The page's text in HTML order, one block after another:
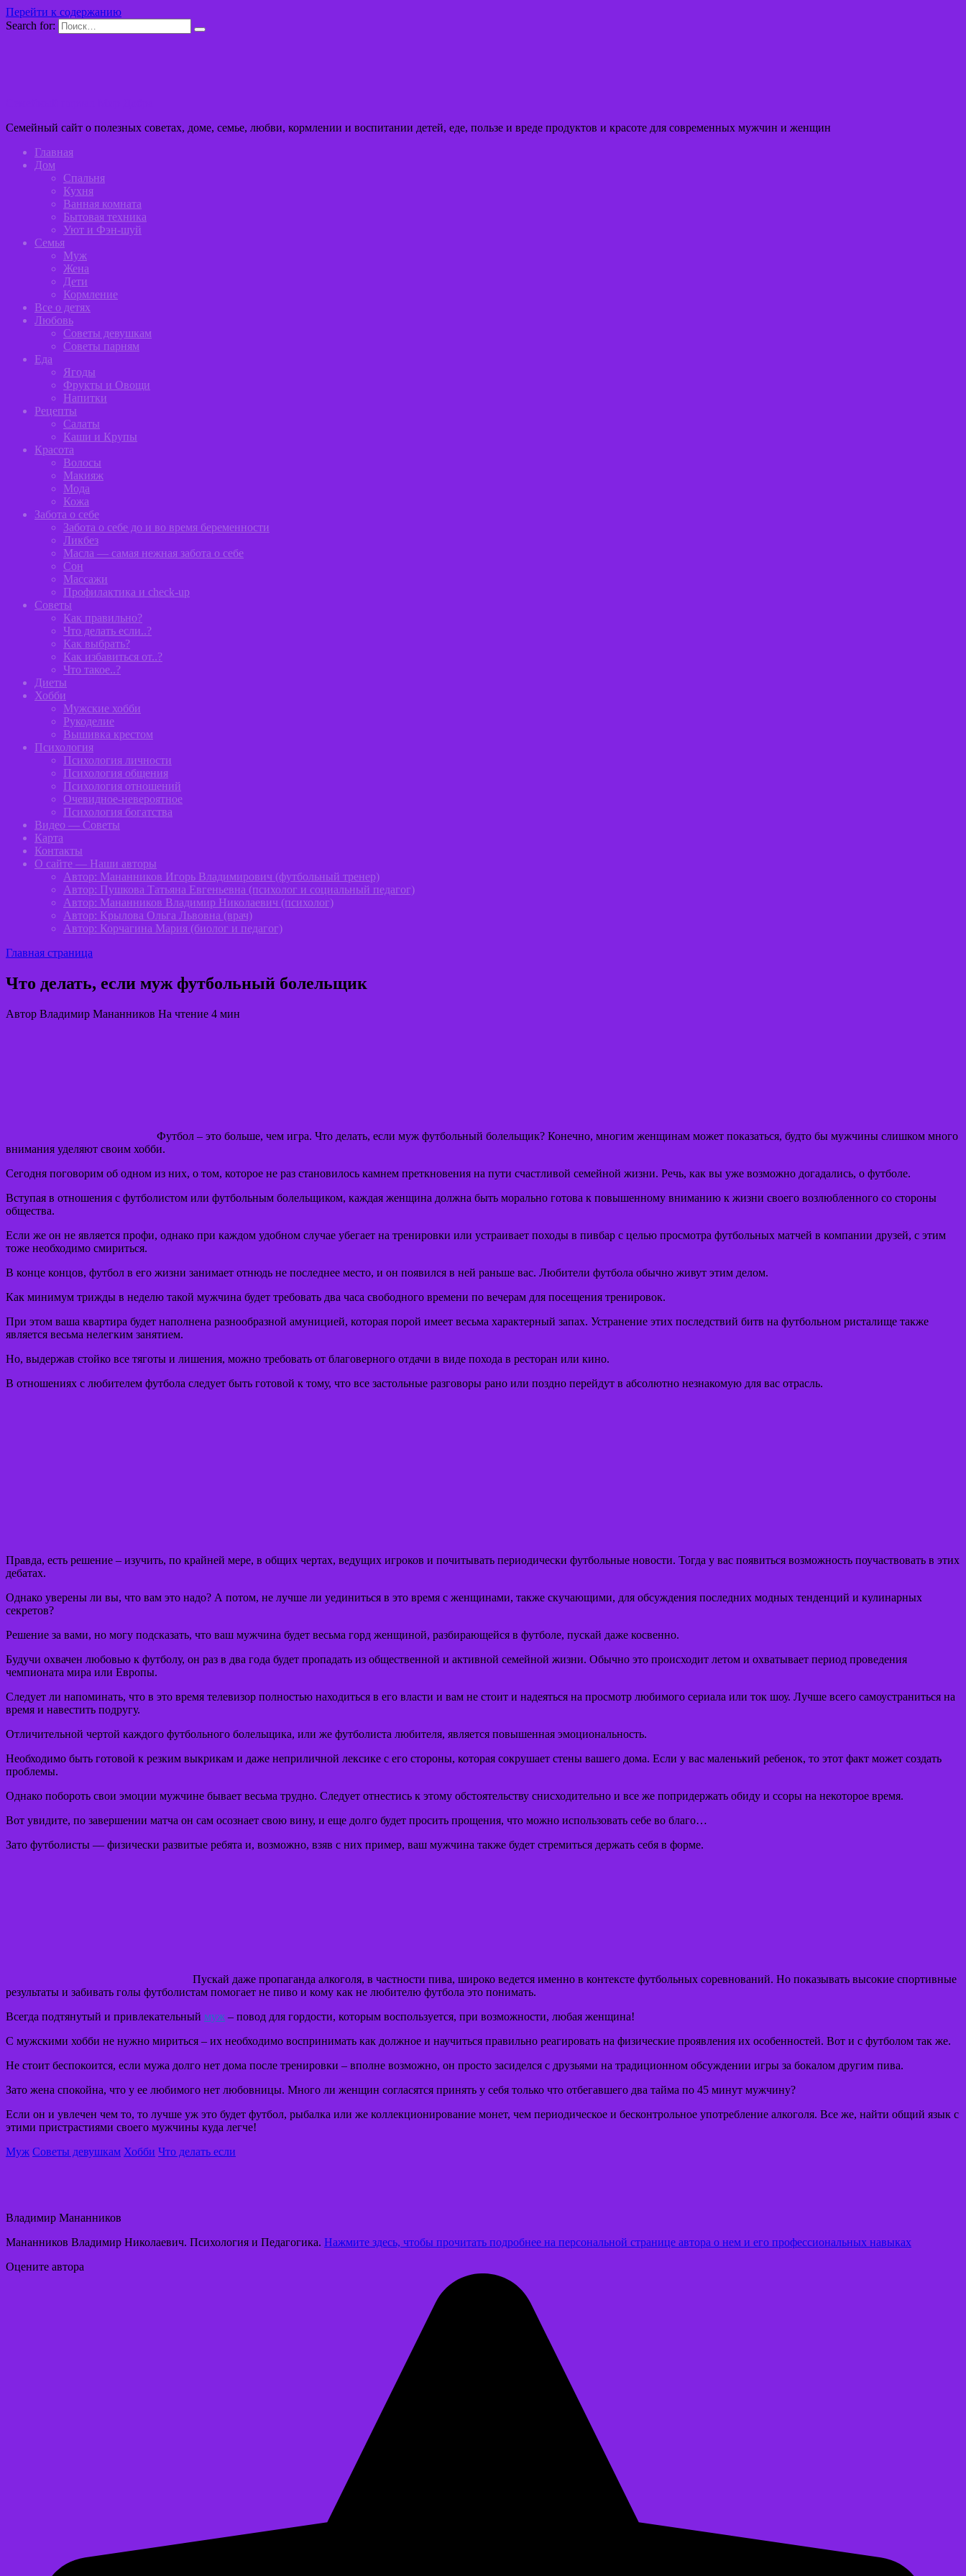
Перейти к содержанию
Search for:
Семейный сайт о полезных советах, доме, семье, любви, кормлении и воспитании детей, еде, пользе и вреде продуктов и красоте для современных мужчин и женщин
Главная
Дом
Спальня
Кухня
Ванная комната
Бытовая техника
Уют и Фэн-шуй
Семья
Муж
Жена
Дети
Кормление
Все о детях
Любовь
Советы девушкам
Советы парням
Еда
Ягоды
Фрукты и Овощи
Напитки
Рецепты
Салаты
Каши и Крупы
Красота
Волосы
Макияж
Мода
Кожа
Забота о себе
Забота о себе до и во время беременности
Ликбез
Масла — самая нежная забота о себе
Сон
Массажи
Профилактика и сheck-up
Советы
Как правильно?
Что делать если..?
Как выбрать?
Как избавиться от..?
Что такое..?
Диеты
Хобби
Мужские хобби
Рукоделие
Вышивка крестом
Психология
Психология личности
Психология общения
Психология отношений
Очевидное-невероятное
Психология богатства
Видео — Советы
Карта
Контакты
О сайте — Наши авторы
Автор: Мананников Игорь Владимирович (футбольный тренер)
Автор: Пушкова Татьяна Евгеньевна (психолог и социальный педагог)
Автор: Мананников Владимир Николаевич (психолог)
Автор: Крылова Ольга Львовна (врач)
Автор: Корчагина Мария (биолог и педагог)
Главная страница
Что делать, если муж футбольный болельщик
Автор Владимир Мананников На чтение 4 мин
Футбол – это больше, чем игра. Что делать, если муж футбольный болельщик? Конечно, многим женщинам может показаться, будто бы мужчины слишком много
внимания уделяют своим хобби.
Сегодня поговорим об одном из них, о том, которое не раз становилось камнем преткновения на пути счастливой семейной жизни. Речь, как вы уже возможно догадались, о футболе.
Вступая в отношения с футболистом или футбольным болельщиком, каждая женщина должна быть морально готова к повышенному вниманию к жизни своего возлюбленного со стороны
общества.
Если же он не является профи, однако при каждом удобном случае убегает на тренировки или устраивает походы в пивбар с целью просмотра футбольных матчей в компании друзей, с этим
тоже необходимо смириться.
В конце концов, футбол в его жизни занимает отнюдь не последнее место, и он появился в ней раньше вас. Любители футбола обычно живут этим делом.
Как минимум трижды в неделю такой мужчина будет требовать два часа свободного времени по вечерам для посещения тренировок.
При этом ваша квартира будет наполнена разнообразной амуницией, которая порой имеет весьма характерный запах. Устранение этих последствий битв на футбольном ристалище также
является весьма нелегким занятием.
Но, выдержав стойко все тяготы и лишения, можно требовать от благоверного отдачи в виде похода в ресторан или кино.
В отношениях с любителем футбола следует быть готовой к тому, что все застольные разговоры рано или поздно перейдут в абсолютно незнакомую для вас отрасль.
Правда, есть решение – изучить, по крайней мере, в общих чертах, ведущих игроков и почитывать периодически футбольные новости. Тогда у вас появиться возможность поучаствовать в этих
дебатах.
Однако уверены ли вы, что вам это надо? А потом, не лучше ли уединиться в это время с женщинами, также скучающими, для обсуждения последних модных тенденций и кулинарных
секретов?
Решение за вами, но могу подсказать, что ваш мужчина будет весьма горд женщиной, разбирающейся в футболе, пускай даже косвенно.
Будучи охвачен любовью к футболу, он раз в два года будет пропадать из общественной и активной семейной жизни. Обычно это происходит летом и охватывает период проведения
чемпионата мира или Европы.
Следует ли напоминать, что в это время телевизор полностью находиться в его власти и вам не стоит и надеяться на просмотр любимого сериала или ток шоу. Лучше всего самоустраниться на
время и навестить подругу.
Отличительной чертой каждого футбольного болельщика, или же футболиста любителя, является повышенная эмоциональность.
Необходимо быть готовой к резким выкрикам и даже неприличной лексике с его стороны, которая сокрушает стены вашего дома. Если у вас маленький ребенок, то этот факт может создать
проблемы.
Однако побороть свои эмоции мужчине бывает весьма трудно. Следует отнестись к этому обстоятельству снисходительно и все же попридержать обиду и ссоры на некоторое время.
Вот увидите, по завершении матча он сам осознает свою вину, и еще долго будет просить прощения, что можно использовать себе во благо…
Зато футболисты — физически развитые ребята и, возможно, взяв с них пример, ваш мужчина также будет стремиться держать себя в форме.
Пускай даже пропаганда алкоголя, в частности пива, широко ведется именно в контексте футбольных соревнований. Но показывать высокие спортивные
результаты и забивать голы футболистам помогает не пиво и кому как не любителю футбола это понимать.
Всегда подтянутый и привлекательный муж – повод для гордости, которым воспользуется, при возможности, любая женщина!
С мужскими хобби не нужно мириться – их необходимо воспринимать как должное и научиться правильно реагировать на физические проявления их особенностей. Вот и с футболом так же.
Не стоит беспокоится, если мужа долго нет дома после тренировки – вполне возможно, он просто засиделся с друзьями на традиционном обсуждении игры за бокалом другим пива.
Зато жена спокойна, что у ее любимого нет любовницы. Много ли женщин согласятся принять у себя только что отбегавшего два тайма по 45 минут мужчину?
Если он и увлечен чем то, то лучше уж это будет футбол, рыбалка или же коллекционирование монет, чем периодическое и бесконтрольное употребление алкоголя. Все же, найти общий язык с
этими пристрастиями своего мужчины куда легче!
Муж Советы девушкам Хобби Что делать если
Владимир Мананников
Мананников Владимир Николаевич. Психология и Педагогика. Нажмите здесь, чтобы прочитать подробнее на персональной странице автора о нем и его профессиональных навыках
Оцените автора